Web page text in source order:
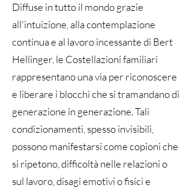
Diffuse in tutto il mondo grazie
all'intuizione, alla contemplazione
continua e al lavoro incessante di Bert
Hellinger, le Costellazioni familiari
rappresentano una via per riconoscere
e liberare i blocchi che si tramandano di
generazione in generazione. Tali
condizionamenti, spesso invisibili,
possono manifestarsi come copioni che
si ripetono, difficoltà nelle relazioni o
sul lavoro, disagi emotivi o fisici e